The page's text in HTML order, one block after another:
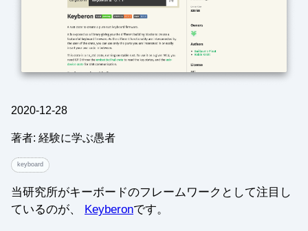
2020-12-28
著者: 経験に学ぶ愚者
keyboard
当研究所がキーボードのフレームワークとして注目し
ているのが、
Keyberonです。